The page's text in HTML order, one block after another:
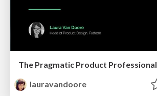
The Pragmatic Product Professional
lauravandoore